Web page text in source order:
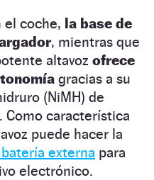
el coche, la base de
, mientras que
altavoz ofrece
gracias a su
(NiMH) de
característica
puede hacer la
batería externa para
electrónico.